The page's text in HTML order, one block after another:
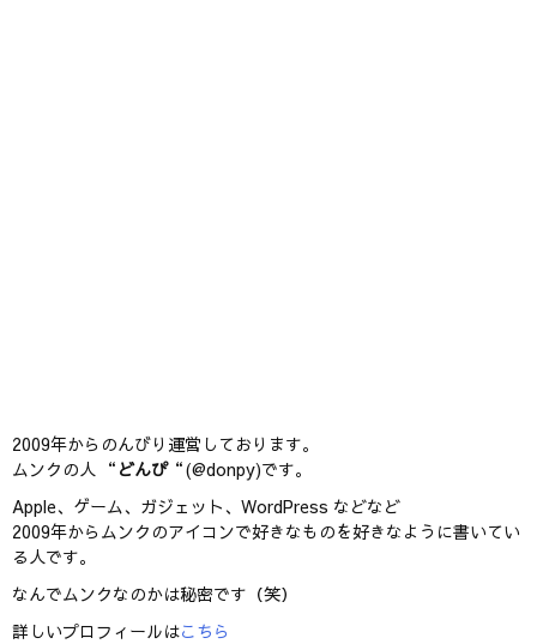
2009年からのんびり運営しております。
ムンクの人 “ どんぴ“(@donpy)です。
Apple、ゲーム、ガジェット、WordPress などなど
2009年からムンクのアイコンで好きなものを好きなように書いてい
る人です。
なんでムンクなのかは秘密です（笑）
詳しいプロフィールはこちら